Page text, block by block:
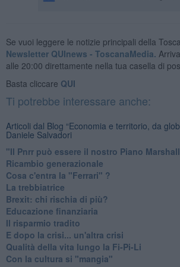
Se vuoi leggere le notizie principali della
Newsletter QUInews - ToscanaMedia.
alle 20:00 direttamente nella tua casella di
Basta cliccare QUI
Ti potrebbe interessare anche:
Articoli dal Blog “Economia e territorio, da
Daniele Salvadori
"Il Pnrr può essere il nostro Piano
Ricambio generazionale
Cosa c'entra la "Ferrari" ?
La trebbiatrice
Brexit: chi rischia di più?
Educazione finanziaria
Il risparmio tradito
E dopo la crisi... un'altra crisi
Qualità della vita lungo la Fi-Pi-Li
​Con la cultura si "mangia"